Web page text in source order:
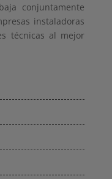
conjuntamente
instaladoras
técnicas al mejor